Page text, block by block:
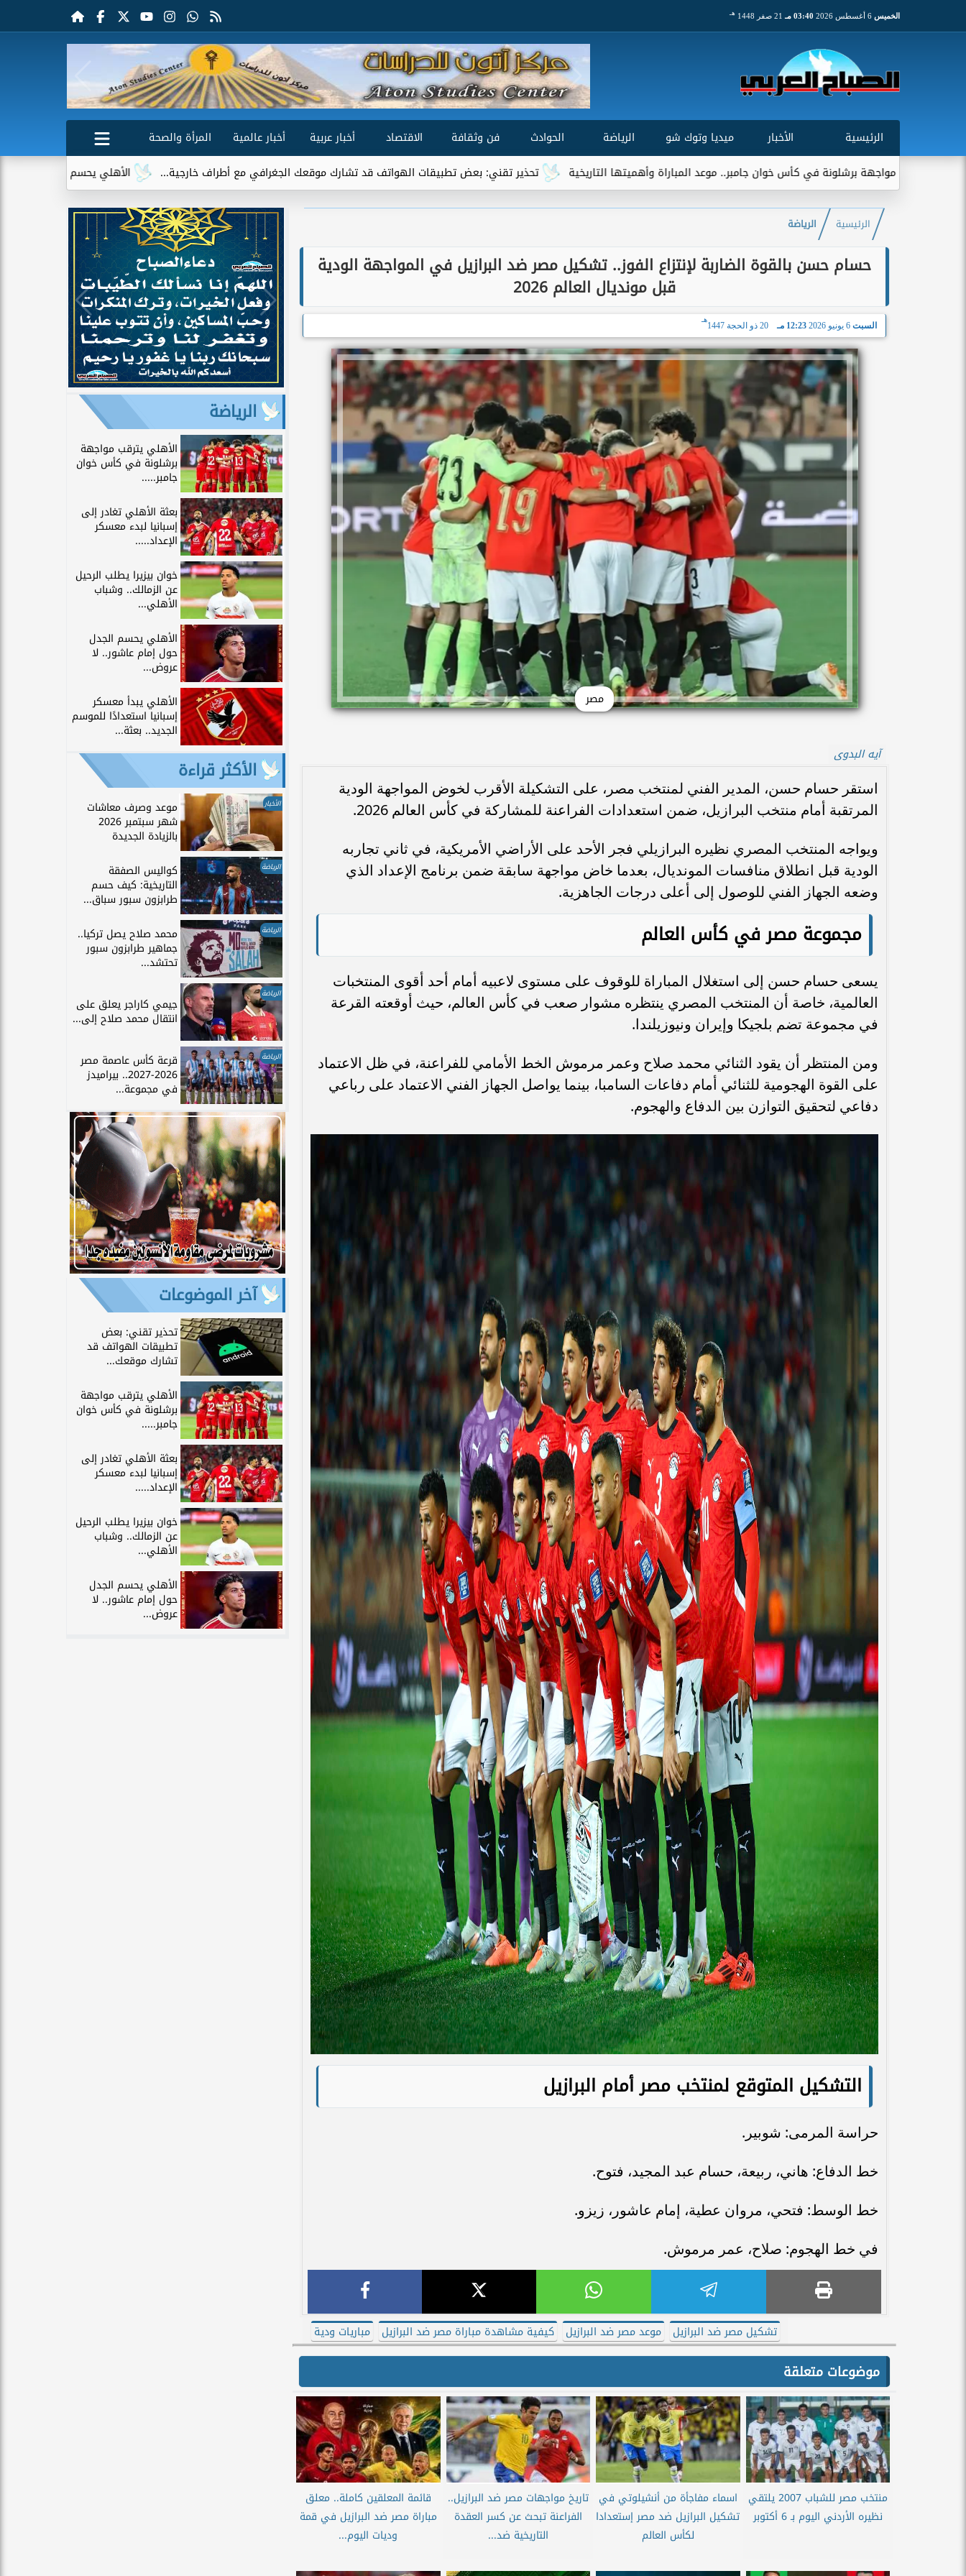
الخميس 03:40 مـ 21 صفر 1448 هـ
الرئيسية الأخبار ميديا وتوك شو الرياضة الحوادث فن وثقافة الاقتصاد أخبار عربية أخبار عالمية
المرأة والصحة
الأهلي يحسم الجدل حول إمام عاشور.. لا عروض
تحذير تقني: بعض تطبيقات الهواتف قد تشارك موقعك الجغرافي مع أطراف خارجية... برشلونة في كأس خوان جامبر.. موعد المباراة وأهميتها التاريخية
الرئيسية الرياضة
حسام حسن بالقوة الضاربة لإنتزاع الفوز.. تشكيل مصر ضد البرازيل في المواجهة الودية
قبل مونديال العالم 2026
السبت 6 يونيو 2026 12:23 مـ 20 ذو الحجة 1447
هـ
مصر
آيه البدوى
استقر حسام حسن، المدير الفني لمنتخب مصر، على التشكيلة الأقرب لخوض المواجهة الودية
المرتقبة أمام منتخب البرازيل، ضمن استعدادات الفراعنة للمشاركة في كأس العالم 2026.
ويواجه المنتخب المصري نظيره البرازيلي فجر الأحد على الأراضي الأمريكية، في ثاني تجاربه
الودية قبل انطلاق منافسات المونديال، بعدما خاض مواجهة سابقة ضمن برنامج الإعداد الذي
وضعه الجهاز الفني للوصول إلى أعلى درجات الجاهزية.
مجموعة مصر في كأس العالم
يسعى حسام حسن إلى استغلال المباراة للوقوف على مستوى لاعبيه أمام أحد أقوى المنتخبات
العالمية، خاصة أن المنتخب المصري ينتظره مشوار صعب في كأس العالم، حيث أوقعته القرعة
في مجموعة تضم بلجيكا وإيران ونيوزيلندا.
ومن المنتظر أن يقود الثنائي محمد صلاح وعمر مرموش الخط الأمامي للفراعنة، في ظل الاعتماد
على القوة الهجومية للثنائي أمام دفاعات السامبا، بينما يواصل الجهاز الفني الاعتماد على رباعي
دفاعي لتحقيق التوازن بين الدفاع والهجوم.
التشكيل المتوقع لمنتخب مصر أمام البرازيل
حراسة المرمى: شوبير.
خط الدفاع: هاني، ربيعة، حسام عبد المجيد، فتوح.
خط الوسط: فتحي، مروان عطية، إمام عاشور، زيزو.
في خط الهجوم: صلاح، عمر مرموش.
تشكيل مصر ضد البرازيل موعد مصر ضد البرازيل كيفية مشاهدة مباراة مصر ضد البرازيل مباريات ودية
موضوعات متعلقة
منتخب مصر للشباب 2007 يلتقي
نظيره الأردني اليوم بـ 6 أكتوبر
اسماء مفاجأة من أنشيلوتي في
تشكيل البرازيل ضد مصر إستعدادا
لكأس العالم
تاريخ مواجهات مصر ضد البرازيل..
الفراعنة تبحث عن كسر العقدة
التاريخية ضد...
قائمة المعلقين كاملة.. معلق
مباراة مصر ضد البرازيل في قمة
وديات اليوم...
الرياضة
الأهلي يترقب مواجهة
برشلونة في كأس خوان
جامبر.....
بعثة الأهلي تغادر إلى
إسبانيا لبدء معسكر
الإعداد.....
خوان بيزيرا يطلب الرحيل
عن الزمالك.. وشباب
الأهلي...
الأهلي يحسم الجدل
حول إمام عاشور.. لا
عروض...
الأهلي يبدأ معسكر
إسبانيا استعدادًا للموسم
الجديد.. بعثة...
الأكثر قراءة
الأخبار موعد وصرف معاشات
شهر سبتمبر 2026
بالزيادة الجديدة
الرياضة كواليس الصفقة
التاريخية: كيف حسم
طرابزون سبور سباق...
الرياضة محمد صلاح يصل تركيا..
جماهير طرابزون سبور
تحتشد...
الرياضة
جيمي كاراجر يعلق على
انتقال محمد صلاح إلى...
الرياضة قرعة كأس عاصمة مصر
2026-2027.. بيراميدز
في مجموعة...
آخر الموضوعات
تحذير تقني: بعض
تطبيقات الهواتف قد
تشارك موقعك...
الأهلي يترقب مواجهة
برشلونة في كأس خوان
جامبر.....
بعثة الأهلي تغادر إلى
إسبانيا لبدء معسكر
الإعداد.....
خوان بيزيرا يطلب الرحيل
عن الزمالك.. وشباب
الأهلي...
الأهلي يحسم الجدل
حول إمام عاشور.. لا
عروض...